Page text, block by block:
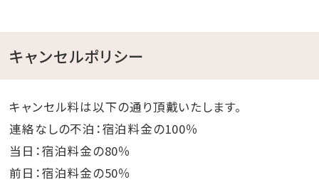
キャンセルポリシー
キャンセル料は以下の通り頂戴いたします。
連絡なしの不泊：宿泊料金の100％
当日：宿泊料金の80％
前日：宿泊料金の50％